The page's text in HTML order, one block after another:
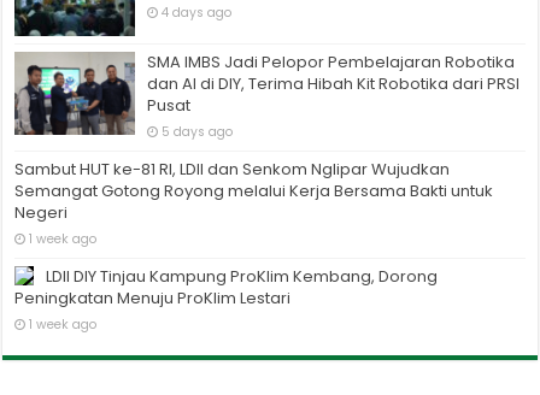
4 days ago
SMA IMBS Jadi Pelopor Pembelajaran Robotika
dan AI di DIY, Terima Hibah Kit Robotika dari PRSI
Pusat
5 days ago
Sambut HUT ke-81 RI, LDII dan Senkom Nglipar Wujudkan
Semangat Gotong Royong melalui Kerja Bersama Bakti untuk
Negeri
1 week ago
LDII DIY Tinjau Kampung ProKlim Kembang, Dorong
Peningkatan Menuju ProKlim Lestari
1 week ago